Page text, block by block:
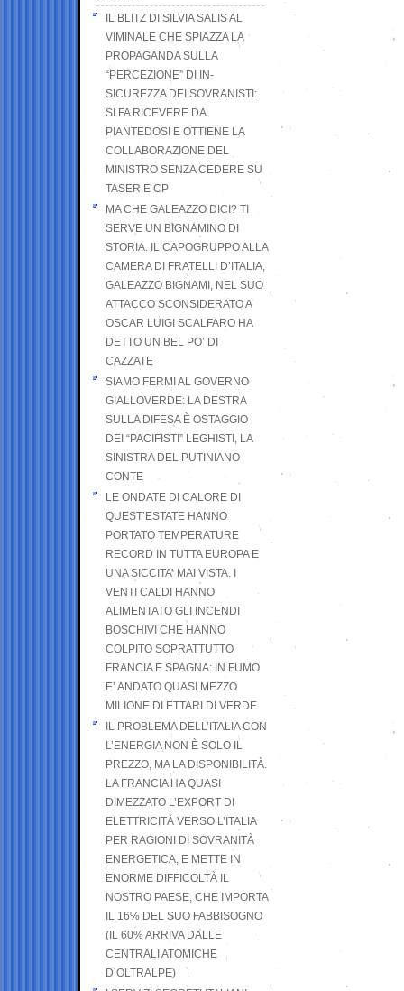
IL BLITZ DI SILVIA SALIS AL
VIMINALE CHE SPIAZZA LA
PROPAGANDA SULLA
“PERCEZIONE” DI IN-
SICUREZZA DEI SOVRANISTI:
SI FA RICEVERE DA
PIANTEDOSI E OTTIENE LA
COLLABORAZIONE DEL
MINISTRO SENZA CEDERE SU
TASER E CP
MA CHE GALEAZZO DICI? TI
SERVE UN BIGNAMINO DI
STORIA. IL CAPOGRUPPO ALLA
CAMERA DI FRATELLI D’ITALIA,
GALEAZZO BIGNAMI, NEL SUO
ATTACCO SCONSIDERATO A
OSCAR LUIGI SCALFARO HA
DETTO UN BEL PO’ DI
CAZZATE
SIAMO FERMI AL GOVERNO
GIALLOVERDE: LA DESTRA
SULLA DIFESA È OSTAGGIO
DEI “PACIFISTI” LEGHISTI, LA
SINISTRA DEL PUTINIANO
CONTE
LE ONDATE DI CALORE DI
QUEST’ESTATE HANNO
PORTATO TEMPERATURE
RECORD IN TUTTA EUROPA E
UNA SICCITA’ MAI VISTA. I
VENTI CALDI HANNO
ALIMENTATO GLI INCENDI
BOSCHIVI CHE HANNO
COLPITO SOPRATTUTTO
FRANCIA E SPAGNA: IN FUMO
E’ ANDATO QUASI MEZZO
MILIONE DI ETTARI DI VERDE
IL PROBLEMA DELL’ITALIA CON
L’ENERGIA NON È SOLO IL
PREZZO, MA LA DISPONIBILITÀ.
LA FRANCIA HA QUASI
DIMEZZATO L’EXPORT DI
ELETTRICITÀ VERSO L’ITALIA
PER RAGIONI DI SOVRANITÀ
ENERGETICA, E METTE IN
ENORME DIFFICOLTÀ IL
NOSTRO PAESE, CHE IMPORTA
IL 16% DEL SUO FABBISOGNO
(IL 60% ARRIVA DALLE
CENTRALI ATOMICHE
D’OLTRALPE)